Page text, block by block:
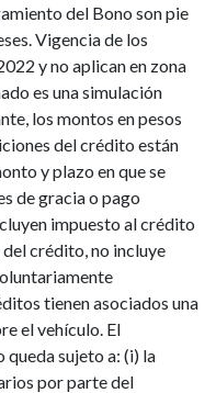
del Bono son pie
Vigencia de los
y no aplican en zona
es una simulación
los montos en pesos
del crédito están
y plazo en que se
de gracia o pago
impuesto al crédito
crédito, no incluye
tienen asociados una
el vehículo. El
sujeto a: (i) la
por parte del